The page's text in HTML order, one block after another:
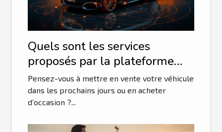
Quels sont les services
proposés par la plateforme
Auto portail et qu’en est-il de
sa fiabilité ?
Pensez-vous à mettre en vente votre véhicule
dans les prochains jours ou en acheter
d’occasion ?...